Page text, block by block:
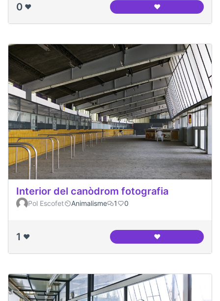
0 ❤️ ❤️Balança amb la
Interior del canòdrom fotografia
Pol Escofet Animalisme 1 0
1 ❤️ ❤️Interior del